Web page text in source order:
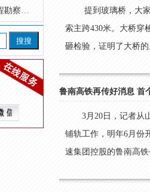
鹤大高速获吉林省优秀工程勘察设计一等奖
提到玻璃桥，大
索主跨430米。大桥穿
砸检验，证明了大桥
鲁南高铁再传好消息 首
3月20日，记者从
铺轨工作，明年6月份
速集团控股的鲁南高